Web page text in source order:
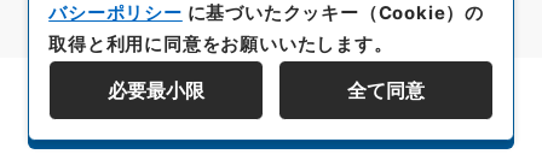
資料群階層を表示する
バシーポリシー に基づいたクッキー（Cookie）の
取得と利用に同意をお願いいたします。
必要最小限 全て同意